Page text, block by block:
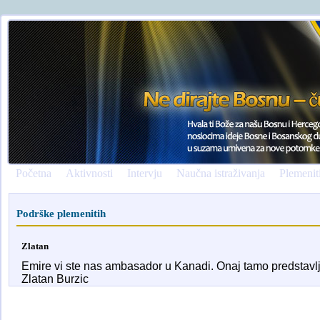
Početna Aktivnosti Intervju Naučna istraživanja
Podrške plemenitih
Zlatan
Emire vi ste nas ambasador u Kanadi. Onaj tamo
Zlatan Burzic